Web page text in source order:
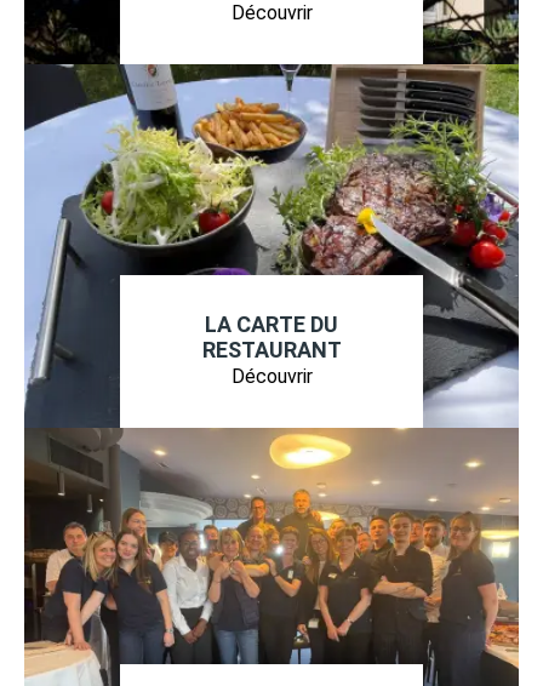
Découvrir
LA CARTE DU
RESTAURANT
Découvrir